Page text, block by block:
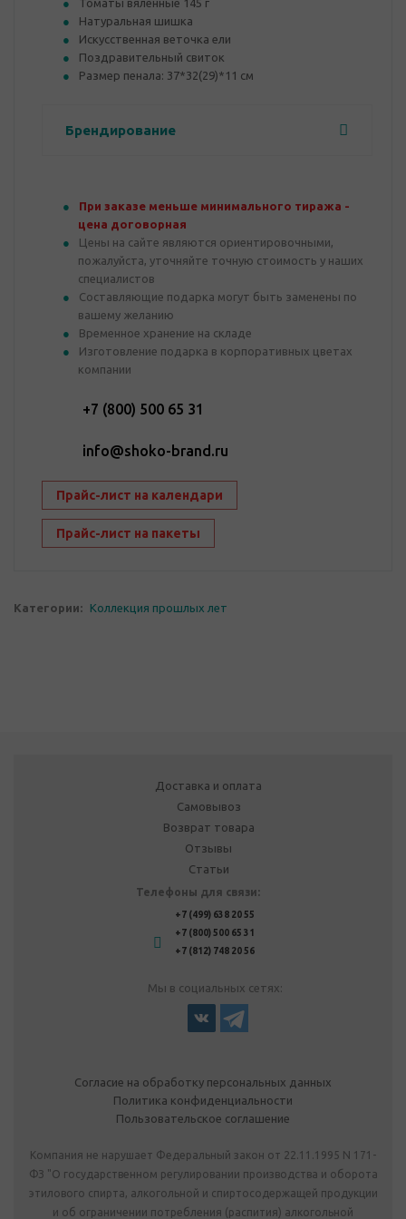
Томаты вяленные 145 г
Натуральная шишка
Искусственная веточка ели
Поздравительный свиток
Размер пенала: 37*32(29)*11 см
Брендирование
При заказе меньше минимального тиража -
цена договорная
Цены на сайте являются ориентировочными,
пожалуйста, уточняйте точную стоимость у наших
специалистов
Составляющие подарка могут быть заменены по
вашему желанию
Временное хранение на складе
Изготовление подарка в корпоративных цветах
компании
+7 (800) 500 65 31
info@shoko-brand.ru
Прайс-лист на календари
Прайс-лист на пакеты
Категории: Коллекция прошлых лет
Доставка и оплата
Самовывоз
Возврат товара
Отзывы
Статьи
Телефоны для связи:
+7 (499) 638 20 55
+7 (800) 500 65 31
+7 (812) 748 20 56
Мы в социальных сетях:
Согласие на обработку персональных данных
Политика конфиденциальности
Пользовательское соглашение
Компания не нарушает Федеральный закон от 22.11.1995 N 171-
ФЗ "О государственном регулировании производства и оборота
этилового спирта, алкогольной и спиртосодержащей продукции
и об ограничении потребления (распития) алкогольной